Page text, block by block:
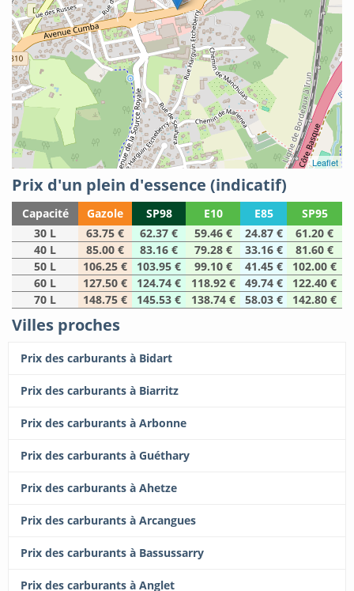
Leaflet
Prix d'un plein d'essence (indicatif)
Capacité Gazole SP98 E10 E85
SP95
30 L
63.75 € 62.37 € 59.46 € 24.87 €
61.20 €
40 L
85.00 € 83.16 € 79.28 € 33.16 €
81.60 €
50 L
106.25 € 103.95 € 99.10 € 41.45 €
102.00 €
60 L
127.50 € 124.74 € 118.92 € 49.74 €
122.40 €
70 L
148.75 € 145.53 € 138.74 € 58.03 € 142.80 €
Villes proches
Prix des carburants à Bidart
Prix des carburants à Biarritz
Prix des carburants à Arbonne
Prix des carburants à Guéthary
Prix des carburants à Ahetze
Prix des carburants à Arcangues
Prix des carburants à Bassussarry
Prix des carburants à Anglet